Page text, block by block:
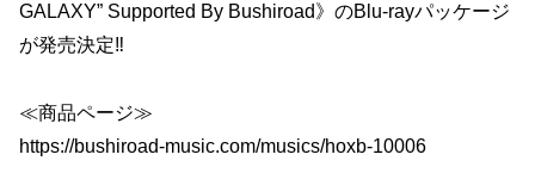
GALAXY” Supported By Bushiroad》のBlu-rayパッケージ
が発売決定‼
≪商品ページ≫
https://bushiroad-music.com/musics/hoxb-10006